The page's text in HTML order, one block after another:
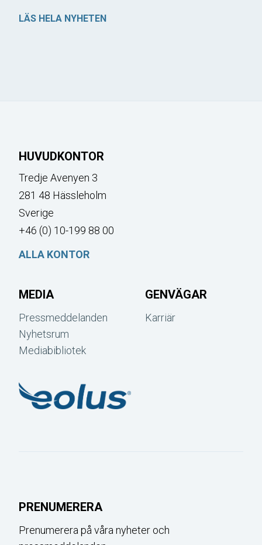
LÄS HELA NYHETEN
HUVUDKONTOR
Tredje Avenyen 3
281 48 Hässleholm
Sverige
+46 (0) 10-199 88 00
ALLA KONTOR
MEDIA
Pressmeddelanden
Nyhetsrum
Mediabibliotek
GENVÄGAR
Karriär
PRENUMERERA
Prenumerera på våra nyheter och